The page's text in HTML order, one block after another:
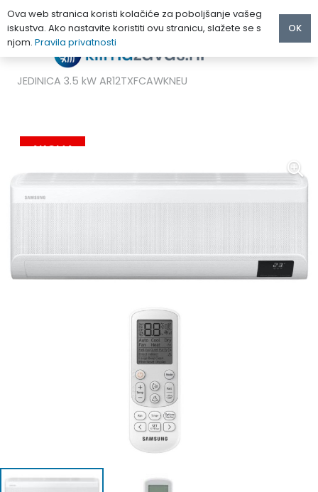
SAMSUNG WIND FREE COMFORT MULTI UNUTARNJA
JEDINICA 3.5 kW AR12TXFCAWKNEU
AKCIJA
Ova web stranica koristi kolačiće za poboljšanje vašeg
iskustva. Ako nastavite koristiti ovu stranicu, slažete se s
njom. Pravila privatnosti
OK